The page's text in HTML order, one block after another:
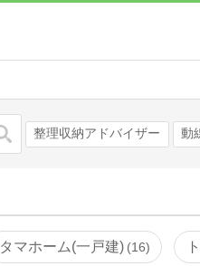
検索 整理収納アドバイザー 動
タマホーム(一戸建) 16